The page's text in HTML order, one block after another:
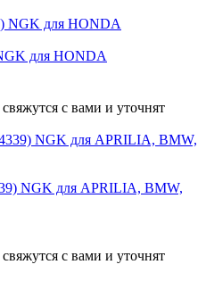
для HONDA
с вами и уточнят
NGK для APRILIA, BMW,
с вами и уточнят